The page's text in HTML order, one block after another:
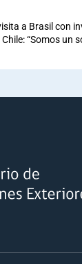
a Brasil con
“Somos un